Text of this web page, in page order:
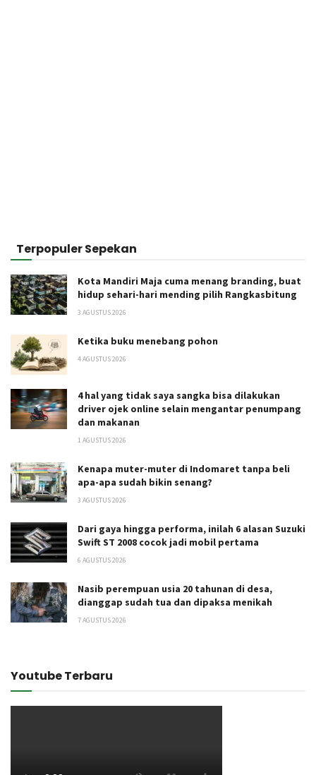
Terpopuler Sepekan
Kota Mandiri Maja cuma menang branding, buat
hidup sehari-hari mending pilih Rangkasbitung
3 AGUSTUS 2026
Ketika buku menebang pohon
4 AGUSTUS 2026
4 hal yang tidak saya sangka bisa dilakukan
driver ojek online selain mengantar penumpang
dan makanan
1 AGUSTUS 2026
Kenapa muter-muter di Indomaret tanpa beli
apa-apa sudah bikin senang?
3 AGUSTUS 2026
Dari gaya hingga performa, inilah 6 alasan Suzuki
Swift ST 2008 cocok jadi mobil pertama
6 AGUSTUS 2026
Nasib perempuan usia 20 tahunan di desa,
dianggap sudah tua dan dipaksa menikah
7 AGUSTUS 2026
Youtube Terbaru